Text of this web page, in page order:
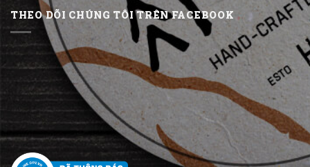
THEO DÕI CHÚNG TÔI TRÊN FACEBOOK